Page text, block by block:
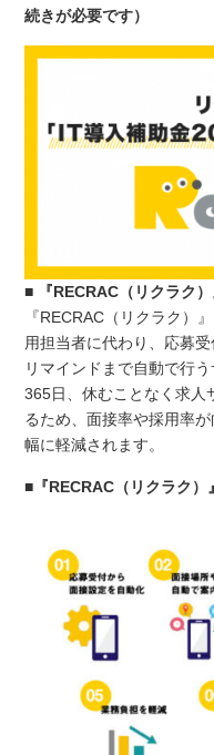
続きが必要です）
■ 『RECRAC（リクラク
『RECRAC（リクラク）
用担当者に代わり、応募
リマインドまで自動で行
365日、休むことなく求人
るため、面接率や採用率
幅に軽減されます。
■『RECRAC（リクラク）